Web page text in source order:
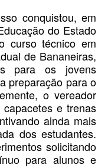
conquistou, em
do Estado
curso técnico em
de Bananeiras,
para os jovens
preparação para o
o vereador
e trenas
ainda mais
dos estudantes.
solicitando
para alunos e